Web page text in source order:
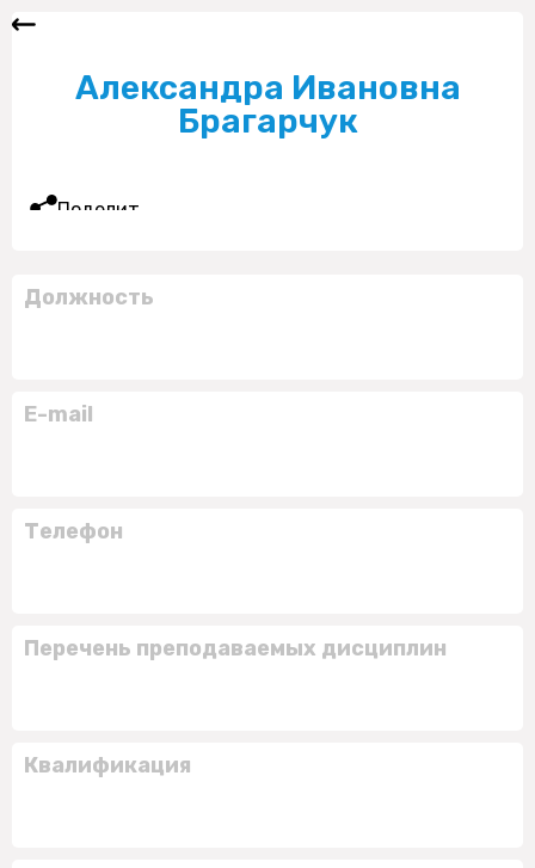
Александра Ивановна
Брагарчук
Поделиться
Должность
E-mail
Телефон
Перечень преподаваемых дисциплин
Квалификация